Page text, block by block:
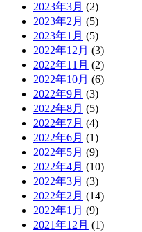
2023年3月 (2)
2023年2月 (5)
2023年1月 (5)
2022年12月 (3)
2022年11月 (2)
2022年10月 (6)
2022年9月 (3)
2022年8月 (5)
2022年7月 (4)
2022年6月 (1)
2022年5月 (9)
2022年4月 (10)
2022年3月 (3)
2022年2月 (14)
2022年1月 (9)
2021年12月 (1)